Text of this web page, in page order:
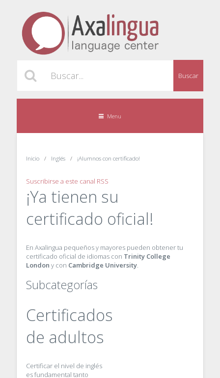
Buscar
Menu
Inicio Inglés ¡Alumnos con certificado!
Suscribirse a este canal RSS
¡Ya tienen su
certificado oficial!
En Axalingua pequeños y mayores pueden obtener tu
certificado oficial de idiomas con Trinity College
London y con Cambridge University.
Subcategorías
Certificados
de adultos
Certificar el nivel de inglés
es fundamental tanto